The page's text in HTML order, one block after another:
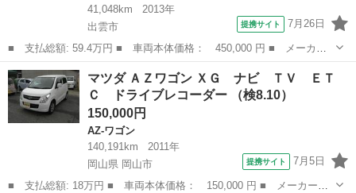
41,048km
2013年
出雲市
提携サイト 7月26日
■ 支払総額: 59.4万円 ■ 車両本体価格： 450,000 円 ■ メーカー
名： マツダ ■ 車種名： デミオ ■ グレード名： １３－スカイ
アクティブ 当社買取 ＣＤ ＡＭ／ＦＭラジオ キーレス 両席フ
ロントエアバ...
島根 出雲市 デミオ
マツダ ＡＺワゴン ＸＧ ナビ ＴＶ ＥＴ
Ｃ ドライブレコーダー （検8.10）
150,000円
AZ-ワゴン
140,191km
2011年
岡山県 岡山市
提携サイト 7月5日
■ 支払総額: 18万円 ■ 車両本体価格： 150,000 円 ■ メーカー